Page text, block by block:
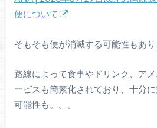
便について
そもそも便が消滅する可能性もあり
路線によって食事やドリンク、ア
ービスも簡素化されており、十分
可能性も。。。